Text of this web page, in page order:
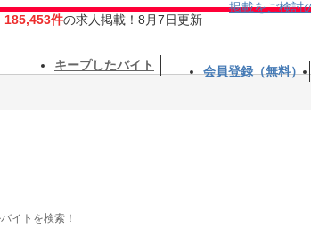
185,453件の求人掲載！8月7日更新
掲載をご検討
キープしたバイト 会員登録（無料）
イトを検索！